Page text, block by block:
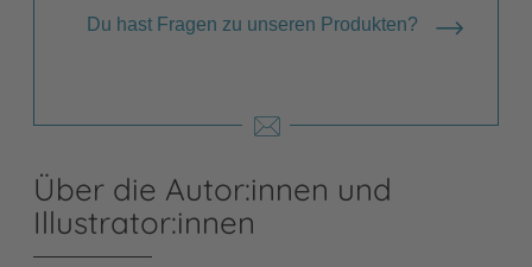
Du hast Fragen zu unseren Produkten?
Über die Autor:innen und
Illustrator:innen